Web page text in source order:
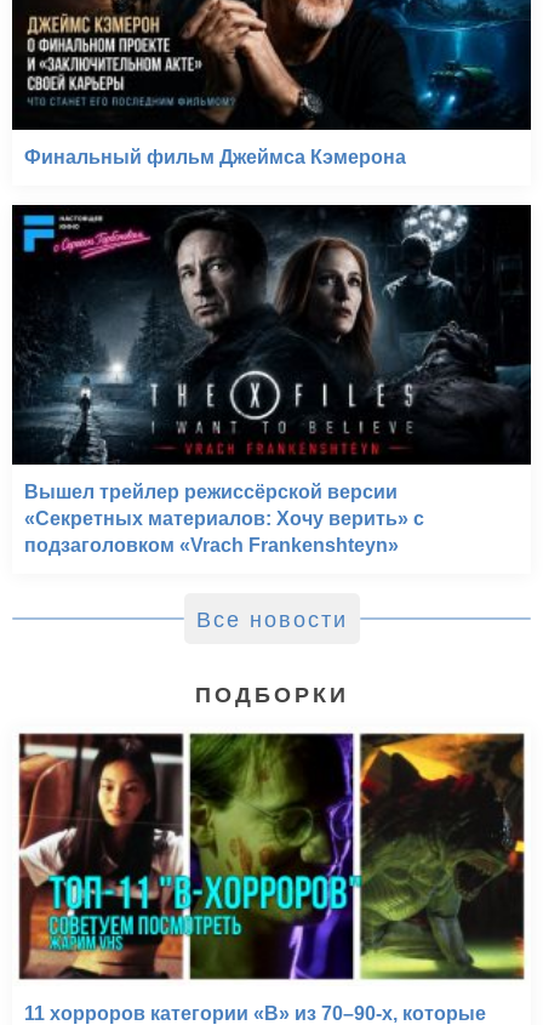
Финальный фильм Джеймса Кэмерона
Вышел трейлер режиссёрской версии
«Секретных материалов: Хочу верить» с
подзаголовком «Vrach Frankenshteyn»
Все новости
ПОДБОРКИ
11 хорроров категории «B» из 70–90-х, которые